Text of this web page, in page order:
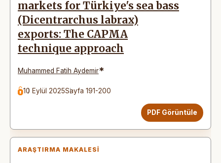
markets for Türkiye's sea bass
(Dicentrarchus labrax)
exports: The CAPMA
technique approach
Muhammed Fatih Aydemir*
10 Eylül 2025Sayfa 191-200
PDF Görüntüle
ARAŞTIRMA MAKALESI